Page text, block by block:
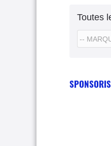
Toutes